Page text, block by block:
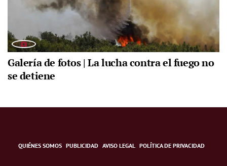
Galería de fotos | La lucha contra el fuego no
se detiene
QUIÉNES SOMOS PUBLICIDAD AVISO LEGAL POLÍTICA DE PRIVACIDAD